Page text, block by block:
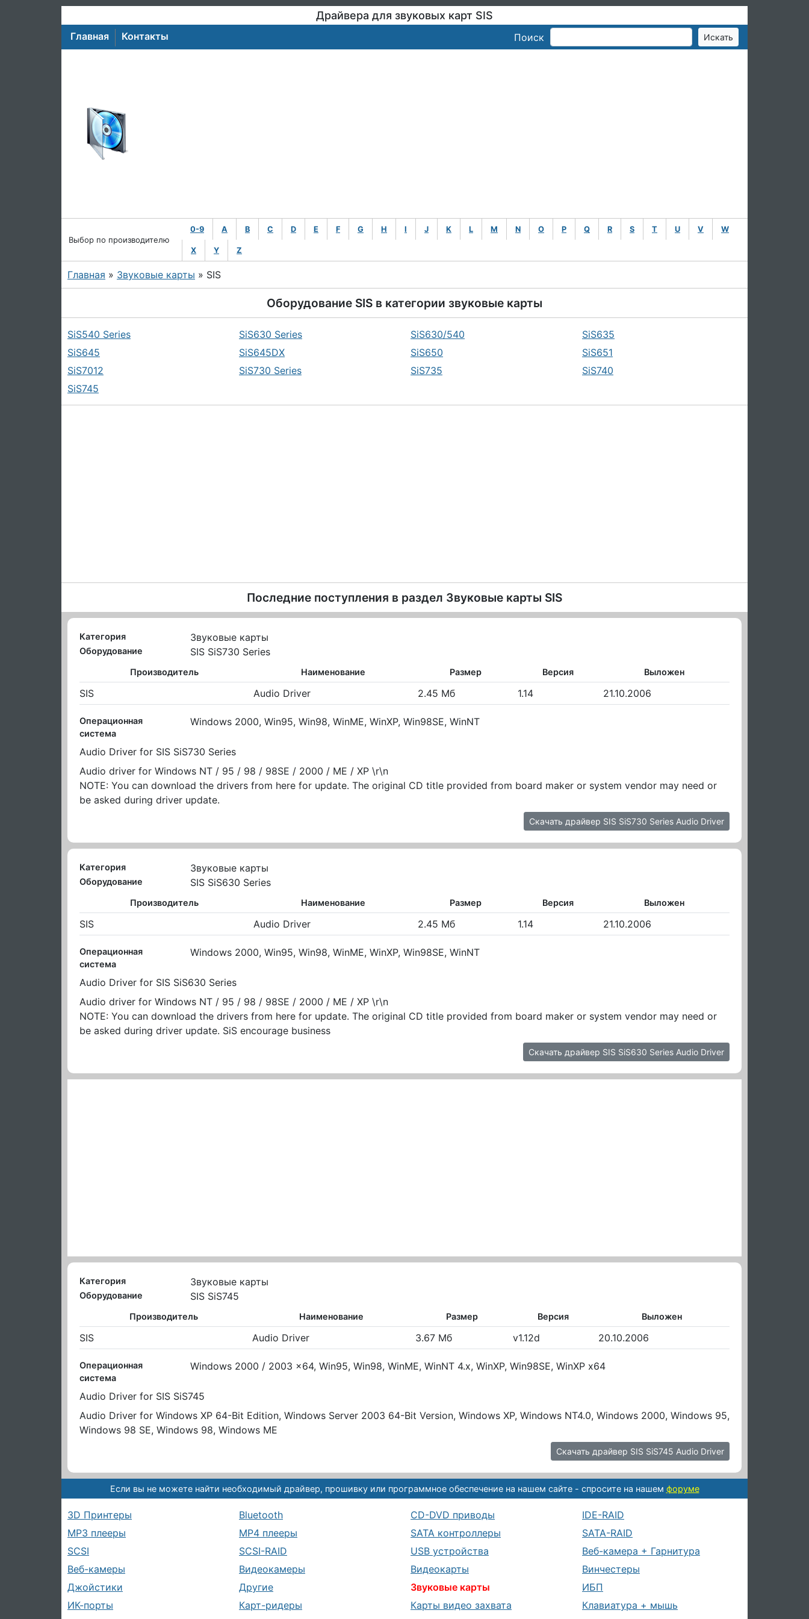
Драйвера для звуковых карт SIS
Главная Контакты Поиск
Выбор по производителю
0-9 A B C D E F G H I J K L M N O P Q R S T U V W
X Y Z
Главная » Звуковые карты » SIS
Оборудование SIS в категории звуковые карты
SiS540 Series SiS630 Series SiS630/540
SiS635
SiS645
SiS645DX SiS650
SiS651
SiS7012
SiS730 Series SiS735
SiS740
SiS745
Последние поступления в раздел Звуковые карты SIS
Категория Звуковые карты
Оборудование SIS SiS730 Series
Производитель Наименование Размер Версия Выложен
SIS Audio Driver 2.45 Мб 1.14 21.10.2006
Операционная
система
Windows 2000, Win95, Win98, WinME, WinXP, Win98SE, WinNT
Audio Driver for SIS SiS730 Series
Audio driver for Windows NT / 95 / 98 / 98SE / 2000 / ME / XP \r\n
NOTE: You can download the drivers from here for update. The original CD title provided from board maker or system vendor may need or
be asked during driver update.
Скачать драйвер SIS SiS730 Series Audio Driver
Категория Звуковые карты
Оборудование SIS SiS630 Series
Производитель Наименование Размер Версия Выложен
SIS Audio Driver 2.45 Мб 1.14 21.10.2006
Операционная
система
Windows 2000, Win95, Win98, WinME, WinXP, Win98SE, WinNT
Audio Driver for SIS SiS630 Series
Audio driver for Windows NT / 95 / 98 / 98SE / 2000 / ME / XP \r\n
NOTE: You can download the drivers from here for update. The original CD title provided from board maker or system vendor may need or
be asked during driver update. SiS encourage business
Скачать драйвер SIS SiS630 Series Audio Driver
Категория Звуковые карты
Оборудование SIS SiS745
Производитель Наименование Размер Версия Выложен
SIS Audio Driver 3.67 Мб v1.12d 20.10.2006
Операционная
система
Windows 2000 / 2003 x64, Win95, Win98, WinME, WinNT 4.x, WinXP, Win98SE, WinXP x64
Audio Driver for SIS SiS745
Audio Driver for Windows XP 64-Bit Edition, Windows Server 2003 64-Bit Version, Windows XP, Windows NT4.0, Windows 2000, Windows 95,
Windows 98 SE, Windows 98, Windows ME
Скачать драйвер SIS SiS745 Audio Driver
Если вы не можете найти необходимый драйвер, прошивку или программное обеспечение на нашем сайте - спросите на нашем форуме
3D Принтеры Bluetooth CD-DVD приводы
IDE-RAID
MP3 плееры
MP4 плееры SATA контроллеры
SATA-RAID
SCSI
SCSI-RAID USB устройства
Веб-камера + Гарнитура
Веб-камеры
Видеокамеры Видеокарты
Винчестеры
Джойстики
Другие Звуковые карты
ИБП
ИК-порты
Карт-ридеры Карты видео захвата
Клавиатура + мышь